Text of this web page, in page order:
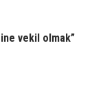
vekil olmak”